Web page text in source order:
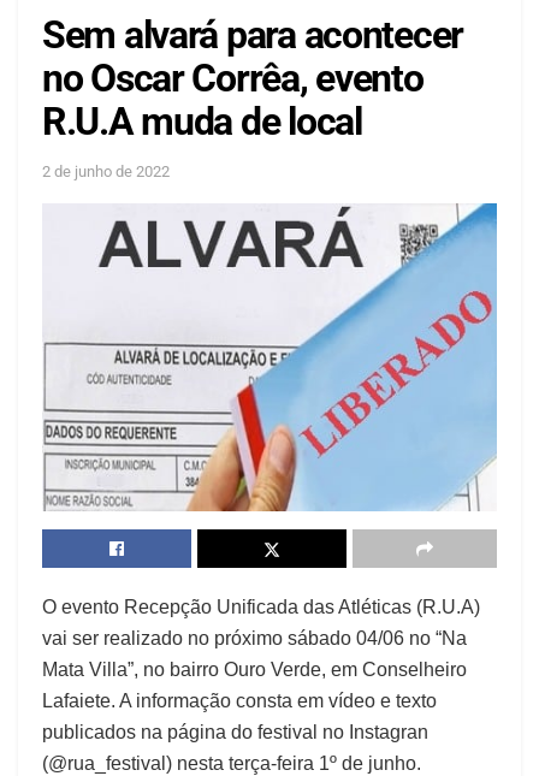
Sem alvará para acontecer
no Oscar Corrêa, evento
R.U.A muda de local
2 de junho de 2022
O evento Recepção Unificada das Atléticas (R.U.A)
vai ser realizado no próximo sábado 04/06 no “Na
Mata Villa”, no bairro Ouro Verde, em Conselheiro
Lafaiete. A informação consta em vídeo e texto
publicados na página do festival no Instagran
(@rua_festival) nesta terça-feira 1º de junho.